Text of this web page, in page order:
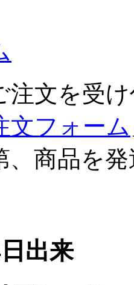
注文を受
文フォーム
、商品を
出来